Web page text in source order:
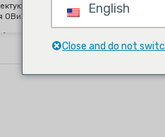
ОВиК
Охлаждение
VRF-система
English
Close and do not